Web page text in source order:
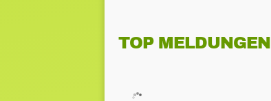
TOP MELDUNGEN